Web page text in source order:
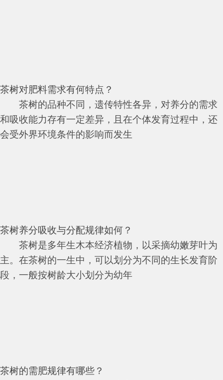
茶树对肥料需求有何特点？
茶树的品种不同，遗传特性各异，对养分的需求
和吸收能力存有一定差异，且在个体发育过程中，还
会受外界环境条件的影响而发生
茶树养分吸收与分配规律如何？
茶树是多年生木本经济植物，以采摘幼嫩芽叶为
主。在茶树的一生中，可以划分为不同的生长发育阶
段，一般按树龄大小划分为幼年
茶树的需肥规律有哪些？